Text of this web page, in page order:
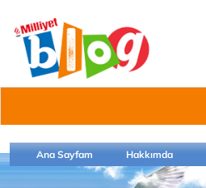
Ana Sayfam Hakkımda